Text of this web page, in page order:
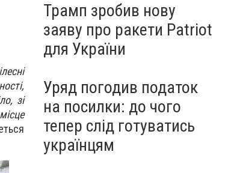
зі
Трамп зробив нову
заяву про ракети Patriot
для України
Уряд погодив податок
на посилки: до чого
тепер слід готуватись
українцям